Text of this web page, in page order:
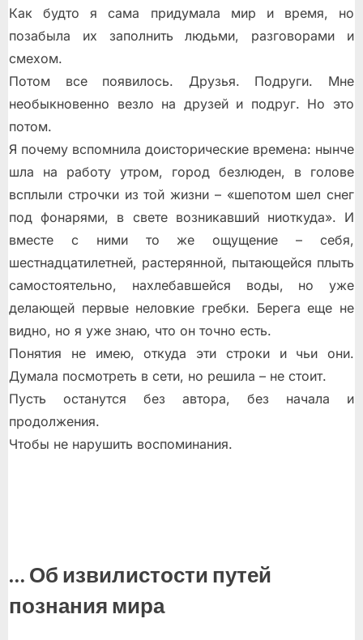
Как будто я сама придумала мир и время, но
позабыла их заполнить людьми, разговорами и
смехом.
Потом все появилось. Друзья. Подруги. Мне
необыкновенно везло на друзей и подруг. Но это
потом.
Я почему вспомнила доисторические времена: нынче
шла на работу утром, город безлюден, в голове
всплыли строчки из той жизни – «шепотом шел снег
под фонарями, в свете возникавший ниоткуда». И
вместе с ними то же ощущение – себя,
шестнадцатилетней, растерянной, пытающейся плыть
самостоятельно, нахлебавшейся воды, но уже
делающей первые неловкие гребки. Берега еще не
видно, но я уже знаю, что он точно есть.
Понятия не имею, откуда эти строки и чьи они.
Думала посмотреть в сети, но решила – не стоит.
Пусть останутся без автора, без начала и
продолжения.
Чтобы не нарушить воспоминания.
… Об извилистости путей
познания мира